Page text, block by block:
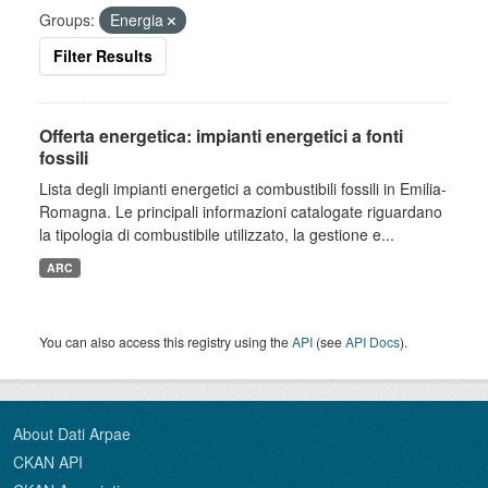
Groups:
Energia
Filter Results
Offerta energetica: impianti energetici a fonti
fossili
Lista degli impianti energetici a combustibili fossili in Emilia-
Romagna. Le principali informazioni catalogate riguardano
la tipologia di combustibile utilizzato, la gestione e...
ARC
You can also access this registry using theAPI (seeAPI Docs).
About Dati Arpae
CKAN API